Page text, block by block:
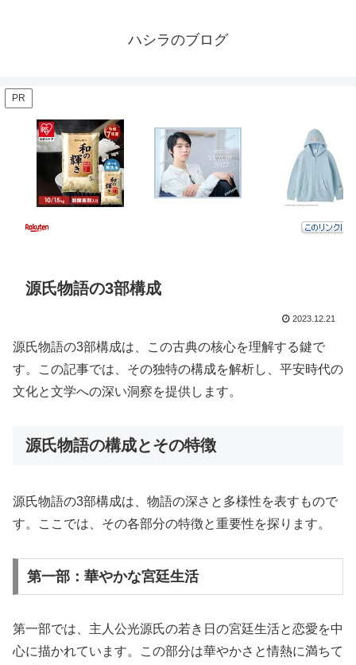
ハシラのブログ
PR
源氏物語の3部構成
2023.12.21
源氏物語の3部構成は、この古典の核心を理解する鍵で
す。この記事では、その独特の構成を解析し、平安時代の
文化と文学への深い洞察を提供します。
源氏物語の構成とその特徴
源氏物語の3部構成は、物語の深さと多様性を表すもので
す。ここでは、その各部分の特徴と重要性を探ります。
第一部：華やかな宮廷生活
第一部では、主人公光源氏の若き日の宮廷生活と恋愛を中
心に描かれています。この部分は華やかさと情熱に満ちて